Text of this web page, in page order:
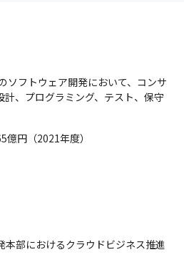
ソフトウェア開発において、コンサ
、プログラミング、テスト、保守
円（2021年度）
本部におけるクラウドビジネス推進